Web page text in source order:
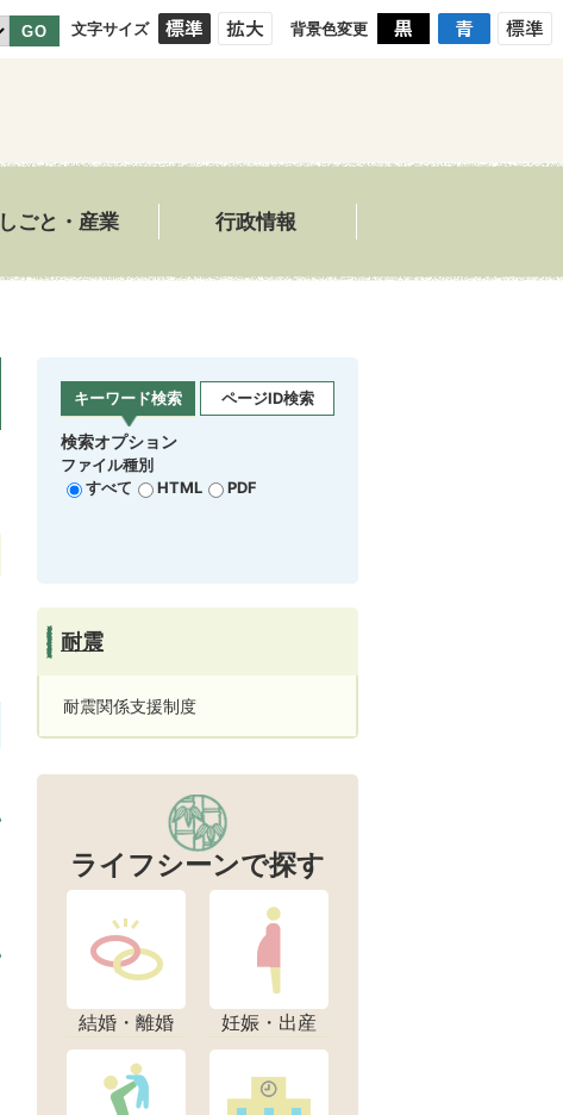
GO 文字サイズ 背景色変更
しごと・産業 行政情報
キーワード検索 ページID検索
検索オプション
ファイル種別
すべて
HTML PDF
耐震
耐震関係支援制度
ライフシーンで探す
結婚・離婚 妊娠・出産